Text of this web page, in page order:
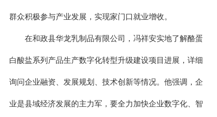
群众积极参与产业发展，实现家门口就业增收。
在和政县华龙乳制品有限公司，冯祥安实地了解酪蛋
白酸盐系列产品生产数字化转型升级建设项目进展，详细
询问企业融资、发展规划、技术创新等情况。他强调，企
业是县域经济发展的主力军，要全力加快企业数字化、智